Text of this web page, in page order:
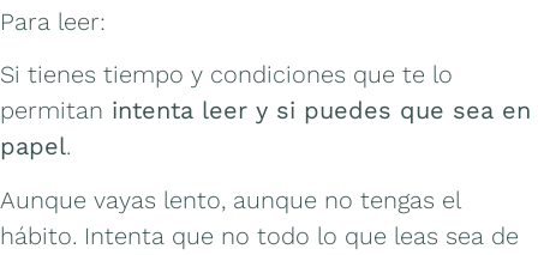
Para leer:
Si tienes tiempo y condiciones que te lo
permitan intenta leer y si puedes que sea en
papel.
Aunque vayas lento, aunque no tengas el
hábito. Intenta que no todo lo que leas sea de